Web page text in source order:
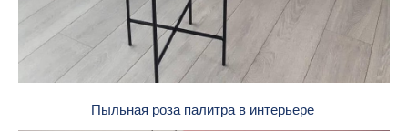
Пыльная роза палитра в интерьере